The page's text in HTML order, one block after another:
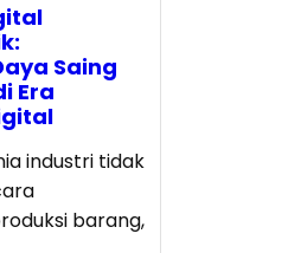
Saing
Era
industri tidak
barang,